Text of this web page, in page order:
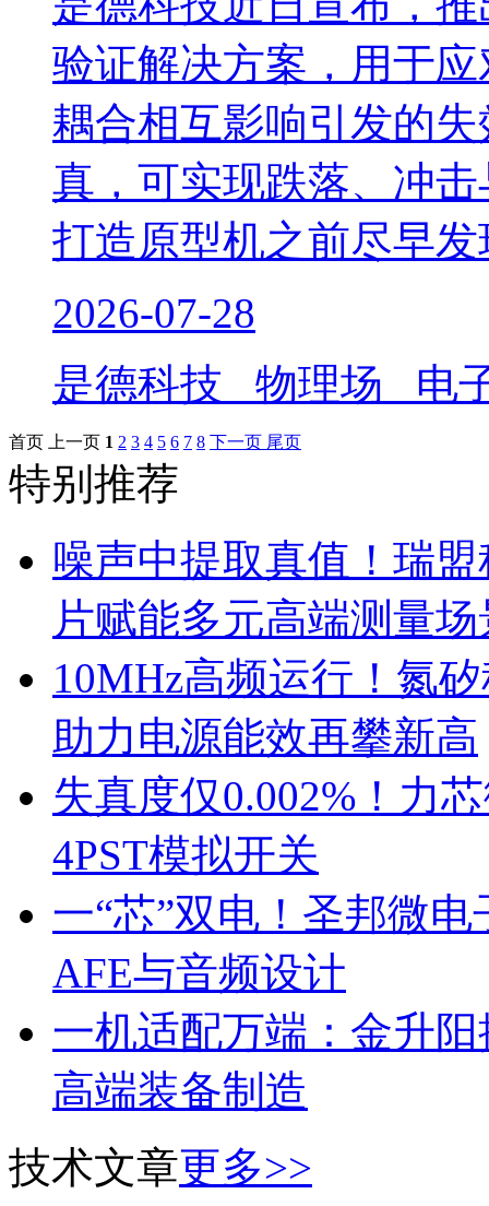
验证解决方案，用于
耦合相互影响引发的
真，可实现跌落、冲
打造原型机之前尽早
2026-07-28
是德科技 物理场 电
首页 上一页 1 2 3 4 5 6 7 8 下一页 尾页
特别推荐
噪声中提取真值！瑞
片赋能多元高端测量场
10MHz高频运行！氮
助力电源能效再攀新高
失真度仅0.002%！力
4PST模拟开关
一“芯”双电！圣邦微
AFE与音频设计
一机适配万端：金升
高端装备制造
技术文章更多>>